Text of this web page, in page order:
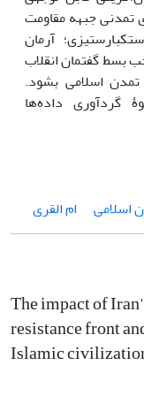
تمدنی‌ جبهه مقاومت
آرمان
بسط گفتمان انقلاب
اسلامی بشود.
گردآوری داده‌ها
اسلامی ام القری
The impact of
resistance front
Islamic